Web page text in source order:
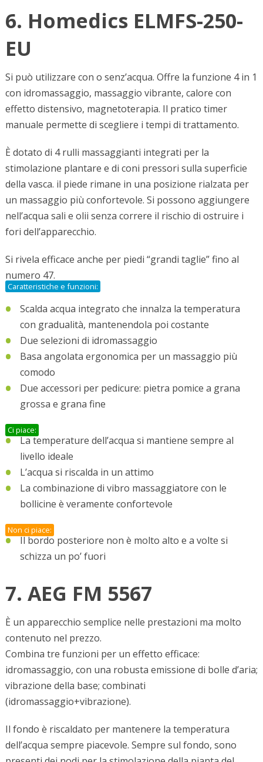
6. Homedics ELMFS-250-
EU
Si può utilizzare con o senz’acqua. Offre la funzione 4 in 1
con idromassaggio, massaggio vibrante, calore con
effetto distensivo, magnetoterapia. Il pratico timer
manuale permette di scegliere i tempi di trattamento.
È dotato di 4 rulli massaggianti integrati per la
stimolazione plantare e di coni pressori sulla superficie
della vasca. il piede rimane in una posizione rialzata per
un massaggio più confortevole. Si possono aggiungere
nell’acqua sali e olii senza correre il rischio di ostruire i
fori dell’apparecchio.
Si rivela efficace anche per piedi “grandi taglie” fino al
numero 47.
Caratteristiche e funzioni:
Scalda acqua integrato che innalza la temperatura
con gradualità, mantenendola poi costante
Due selezioni di idromassaggio
Basa angolata ergonomica per un massaggio più
comodo
Due accessori per pedicure: pietra pomice a grana
grossa e grana fine
Ci piace:
La temperature dell’acqua si mantiene sempre al
livello ideale
L’acqua si riscalda in un attimo
La combinazione di vibro massaggiatore con le
bollicine è veramente confortevole
Non ci piace:
Il bordo posteriore non è molto alto e a volte si
schizza un po’ fuori
7. AEG FM 5567
È un apparecchio semplice nelle prestazioni ma molto
contenuto nel prezzo.
Combina tre funzioni per un effetto efficace:
idromassaggio, con una robusta emissione di bolle d’aria;
vibrazione della base; combinati
(idromassaggio+vibrazione).
Il fondo è riscaldato per mantenere la temperatura
dell’acqua sempre piacevole. Sempre sul fondo, sono